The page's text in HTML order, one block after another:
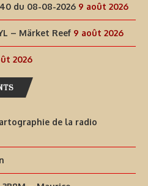
du 08-08-2026 9 août 2026
– Märket Reef 9 août 2026
2026
de la radio